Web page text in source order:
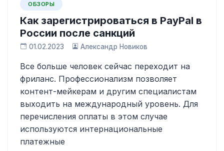
ОБЗОРЫ
Как зарегистрироваться в PayPal в
России после санкций
01.02.2023 Александр Новиков
Все больше человек сейчас переходит на
фриланс. Профессионализм позволяет
контент-мейкерам и другим специалистам
выходить на международный уровень. Для
перечисления оплаты в этом случае
используются интернациональные
платежные